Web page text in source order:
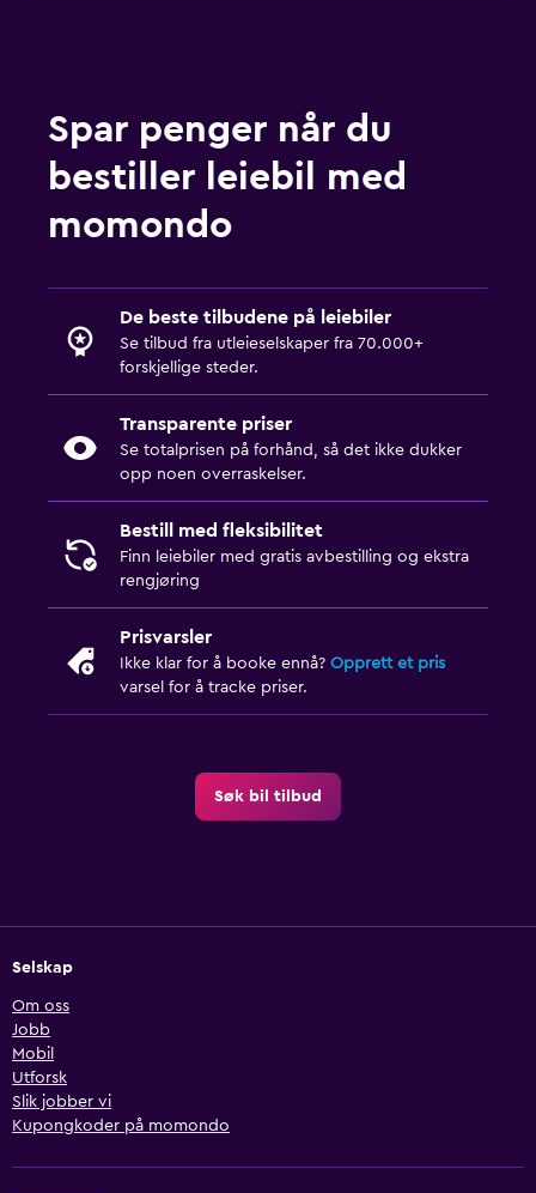
Spar penger når du
bestiller leiebil med
momondo
De beste tilbudene på leiebiler
Se tilbud fra utleieselskaper fra 70.000+
forskjellige steder.
Transparente priser
Se totalprisen på forhånd, så det ikke dukker
opp noen overraskelser.
Bestill med fleksibilitet
Finn leiebiler med gratis avbestilling og ekstra
rengjøring
Prisvarsler
Ikke klar for å booke ennå? Opprett et pris
varsel for å tracke priser.
Søk bil tilbud
Selskap
Om oss
Jobb
Mobil
Utforsk
Slik jobber vi
Kupongkoder på momondo